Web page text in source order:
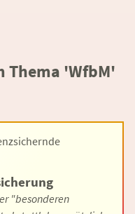
Thema 'WfbM'
"besonderen